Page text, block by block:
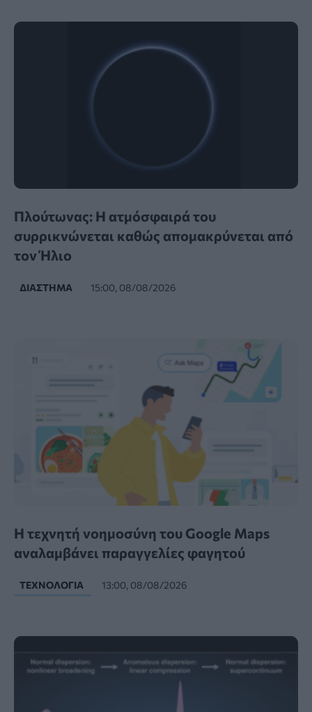
Πλούτωνας: Η ατμόσφαιρά του
συρρικνώνεται καθώς απομακρύνεται από
τον Ήλιο
ΔΙΆΣΤΗΜΑ 15:00, 08/08/2026
Η τεχνητή νοημοσύνη του Google Maps
αναλαμβάνει παραγγελίες φαγητού
ΤΕΧΝΟΛΟΓΊΑ 13:00, 08/08/2026